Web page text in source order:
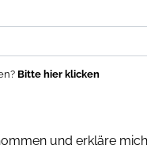
Bitte hier klicken
und erkläre